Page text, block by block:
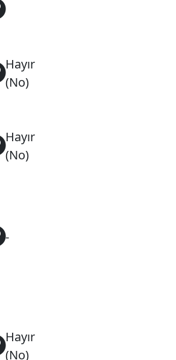
Hayır
(No)
Hayır
(No)
-
Hayır
(No)